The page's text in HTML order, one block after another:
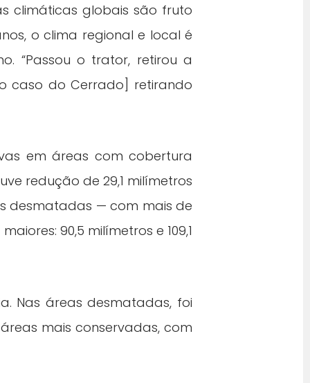
climáticas globais são fruto
o clima regional e local é
“Passou o trator, retirou a
caso do Cerrado] retirando
em áreas com cobertura
redução de 29,1 milímetros
desmatadas — com mais de
90,5 milímetros e 109,1
Nas áreas desmatadas, foi
mais conservadas, com